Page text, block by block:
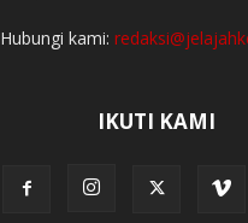
Hubungi kami:
IKUTI KAMI